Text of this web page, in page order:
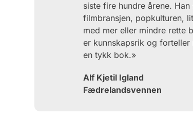
siste fire hundre årene.
filmbransjen, popkulturen,
med mer eller mindre rette
er kunnskapsrik og forteller
en tykk bok.»
Alf Kjetil Igland
Fædrelandsvennen